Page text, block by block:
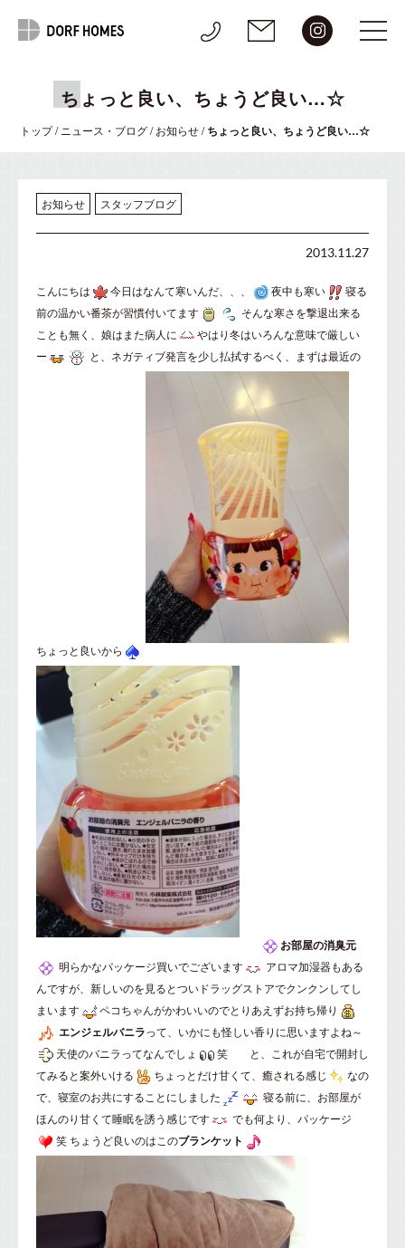
ちょっと良い、ちょうど良い…☆
トップ/ ニュース・ブログ/お知らせ/ちょっと良い、ちょうど良い…☆
お知らせ スタッフブログ
2013.11.27
こんにちは 今日はなんて寒いんだ、、、 夜中も寒い
寝る
前の温かい番茶が習慣付いてます
そんな寒さを撃退出来る
ことも無く、娘はまた病人に
やはり冬はいろんな意味で厳しい
ー
と、ネガティブ発言を少し払拭するべく、まずは最近の
ちょっと良いから
お部屋の消臭元
明らかなパッケージ買いでございます
アロマ加湿器もある
んですが、新しいのを見るとついドラッグストアでクンクンしてし
まいます
ペコちゃんがかわいいのでとりあえずお持ち帰り
エンジェルバニラって、いかにも怪しい香りに思いますよね～
天使のバニラってなんでしょ
笑 と、これが自宅で開封し
てみると案外いける
ちょっとだけ甘くて、癒される感じ
なの
で、寝室のお共にすることにしました
寝る前に、お部屋が
ほんのり甘くて睡眠を誘う感じです
でも何より、パッケージ
笑 ちょうど良いのはこのブランケット